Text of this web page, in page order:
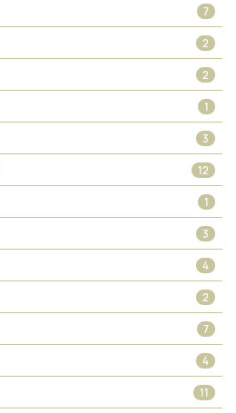
7
2
2
1
3
12
1
3
4
2
7
4
11